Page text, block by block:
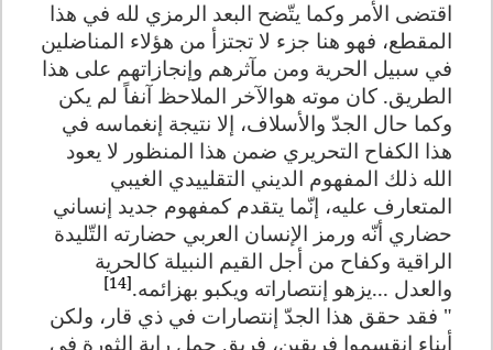
اقتضى الأمر وكما يتّضح البعد الرمزي لله في هذا
المقطع، فهو هنا جزء لا تجتزأ من هؤلاء المناضلين
في سبيل الحرية ومن مآثرهم وإنجازاتهم على هذا
الطريق. كان موته هوالآخر الملاحظ آنفاً لم يكن
وكما حال الجدّ والأسلاف، إلا نتيجة إنغماسه في
هذا الكفاح التحريري ضمن هذا المنظور لا يعود
الله ذلك المفهوم الديني التقلييدي الغيبي
المتعارف عليه، إنّما يتقدم كمفهوم جديد إنساني
حضاري أنّه ورمز الإنسان العربي حضارته التّليدة
الراقية وكفاح من أجل القيم النبيلة كالحرية
والعدل ...يزهو إنتصاراته ويكبو بهزائمه.[14]
" فقد حقق هذا الجدّ إنتصارات في ذي قار، ولكن
أبناء إنقسموا فريقين، فريق حمل راية الثورة في